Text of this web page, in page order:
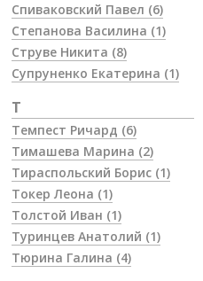
Спиваковский Павел (6)
Степанова Василина (1)
Струве Никита (8)
Супруненко Екатерина (1)
Т
Темпест Ричард (6)
Тимашева Марина (2)
Тираспольский Борис (1)
Токер Леона (1)
Толстой Иван (1)
Туринцев Анатолий (1)
Тюрина Галина (4)